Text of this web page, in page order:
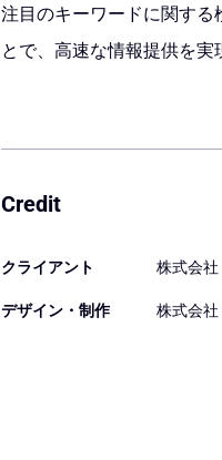
注目のキーワードに関する
とで、高速な情報提供を実
Credit
クライアント 株式会
デザイン・制作 株式会社